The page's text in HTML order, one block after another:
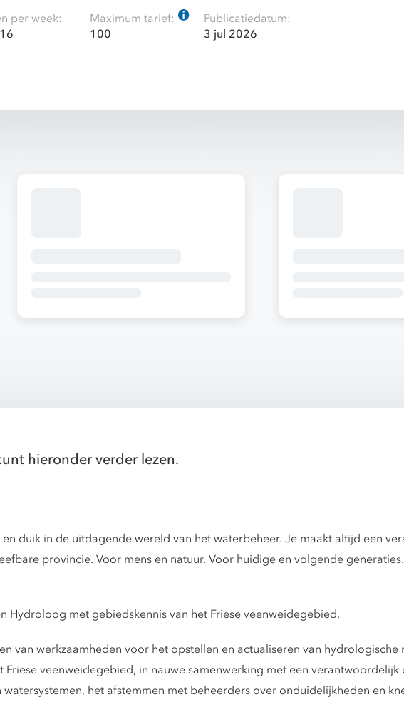
per week:
Maximum tarief:
100
Publicatiedatum:
3 jul 2026
hieronder verder lezen.
duik in de uitdagende wereld van het waterbeheer. Je maakt altijd een
provincie. Voor mens en natuur. Voor huidige en volgende
Hydroloog met gebiedskennis van het Friese veenweidegebied.
van werkzaamheden voor het opstellen en actualiseren van hydrologische
Friese veenweidegebied, in nauwe samenwerking met een
het afstemmen met beheerders over onduidelijkheden en